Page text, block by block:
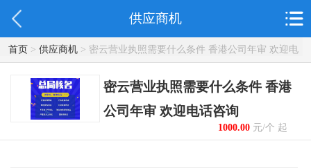
供应商机
首页> 供应商机> 密云营业执照需要什么条件 香港公司年审 欢迎电
话咨询
密云营业执照需要什么条件 香港
公司年审 欢迎电话咨询
1000.00元/个 起